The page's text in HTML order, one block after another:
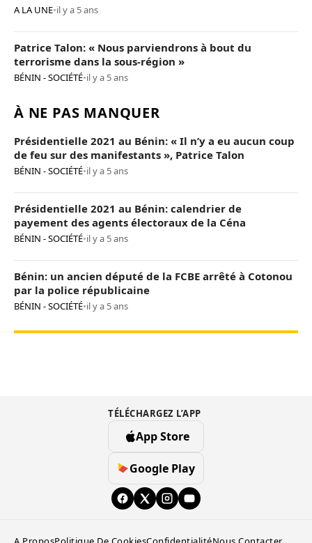
A LA UNE•il y a 5 ans
Patrice Talon: « Nous parviendrons à bout du
terrorisme dans la sous-région »
BÉNIN - SOCIÉTÉ•il y a 5 ans
À NE PAS MANQUER
Présidentielle 2021 au Bénin: « Il n’y a eu aucun coup
de feu sur des manifestants », Patrice Talon
BÉNIN - SOCIÉTÉ•il y a 5 ans
Présidentielle 2021 au Bénin: calendrier de
payement des agents électoraux de la Céna
BÉNIN - SOCIÉTÉ•il y a 5 ans
Bénin: un ancien député de la FCBE arrêté à Cotonou
par la police républicaine
BÉNIN - SOCIÉTÉ•il y a 5 ans
TÉLÉCHARGEZ L’APP
App Store
Google Play